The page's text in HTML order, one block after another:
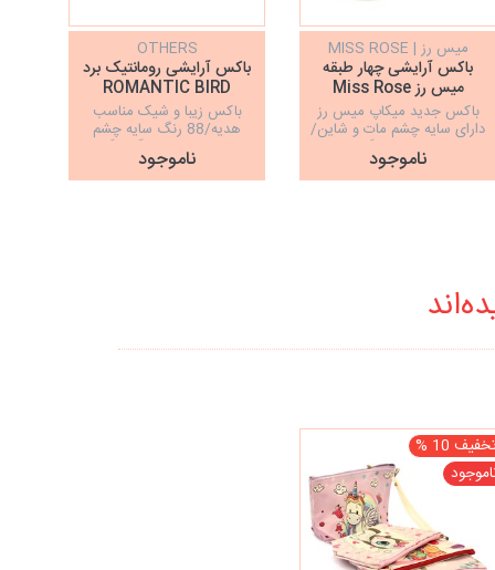
میس رز | MISS ROSE
باکس آرایشی چهار طبقه
میس رز Miss Rose
beauty Box
باکس جدید میکاپ میس رز
دارای سایه چشم مات و شاین/
کانسیلر و رژلب/ رژ گونه و برنزر
ناموجود
OTHERS
باکس آرایشی رومانتیک برد
ROMANTIC BIRD
باکس زیبا و شیک مناسب
هدیه/88 رنگ سایه چشم
شاین و مات/4 رنگ رژگونه
پرطرفدار/4 رنگ سایه ابرو
پرکاربرد/4 رنگ زیبا مخصوص
ناموجود
10 %